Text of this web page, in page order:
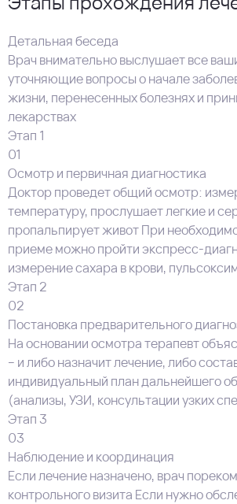
Детальная беседа
Врач внимательно выслушает все
уточняющие вопросы о начале
жизни, перенесенных болезнях и
лекарствах
Этап 1
01
Осмотр и первичная диагностика
Доктор проведет общий осмотр:
температуру, прослушает легкие и
пропальпирует живот При
приеме можно пройти экспресс-
измерение сахара в крови,
Этап 2
02
Постановка предварительного
На основании осмотра терапевт
– и либо назначит лечение, либо
индивидуальный план дальнейшего
(анализы, УЗИ, консультации узких
Этап 3
03
Наблюдение и координация
Если лечение назначено, врач
контрольного визита Если нужно